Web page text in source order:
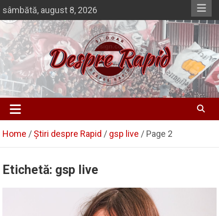
Skip
to
content
sâmbătă, august 8, 2026
Despre Rapid
Si doar … despre Rapid
Home Știri despre Rapid gsp live Page 2
Etichetă: gsp live